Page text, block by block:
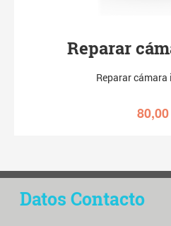
Reparar
Reparar cámara
80,00
Datos Contacto